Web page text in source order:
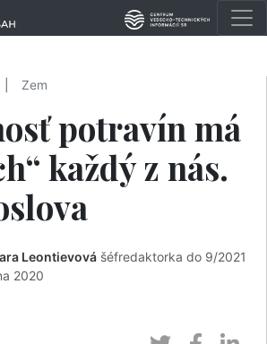
Zem
potravín má
každý z nás.
Leontievová šéfredaktorka do 9/2021
2020